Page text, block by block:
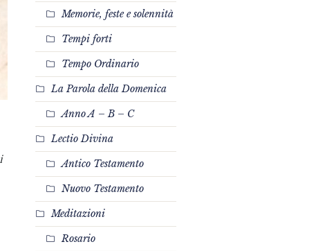
Memorie, feste e solennità
Tempi forti
Tempo Ordinario
La Parola della Domenica
Anno A – B – C
Lectio Divina
Antico Testamento
Nuovo Testamento
Meditazioni
Rosario